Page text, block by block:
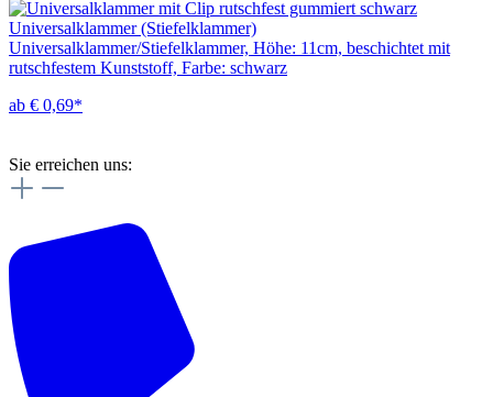
Universalklammer (Stiefelklammer)
Universalklammer/Stiefelklammer, Höhe: 11cm, beschichtet mit
rutschfestem Kunststoff, Farbe: schwarz
ab € 0,69*
Sie erreichen uns: